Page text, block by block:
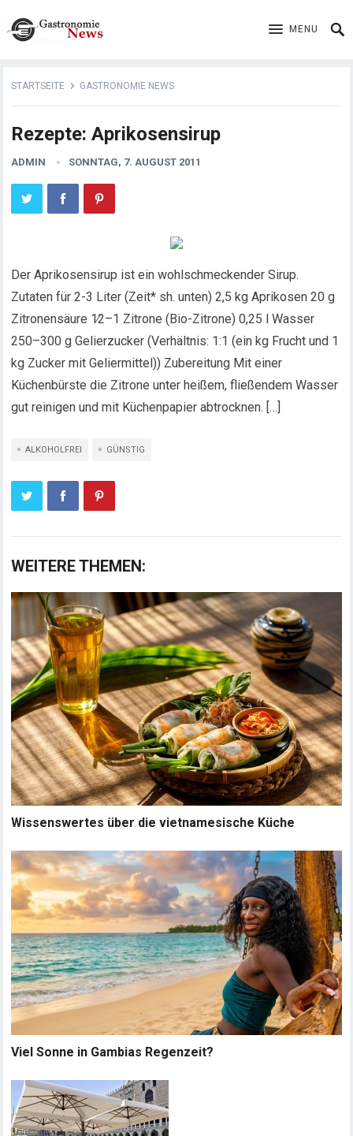
MENU
STARTSEITE GASTRONOMIE NEWS
Rezepte: Aprikosensirup
ADMIN SONNTAG, 7. AUGUST 2011
Der Aprikosensirup ist ein wohlschmeckender Sirup.
Zutaten für 2-3 Liter (Zeit* sh. unten) 2,5 kg Aprikosen 20 g
Zitronensäure 1∕2–1 Zitrone (Bio-Zitrone) 0,25 l Wasser
250–300 g Gelierzucker (Verhältnis: 1:1 (ein kg Frucht und 1
kg Zucker mit Geliermittel)) Zubereitung Mit einer
Küchenbürste die Zitrone unter heißem, fließendem Wasser
gut reinigen und mit Küchenpapier abtrocknen. […]
ALKOHOLFREI GÜNSTIG
WEITERE THEMEN:
Wissenswertes über die vietnamesische Küche
Viel Sonne in Gambias Regenzeit?